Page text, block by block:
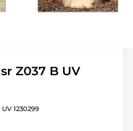
Z037 B UV
1230299